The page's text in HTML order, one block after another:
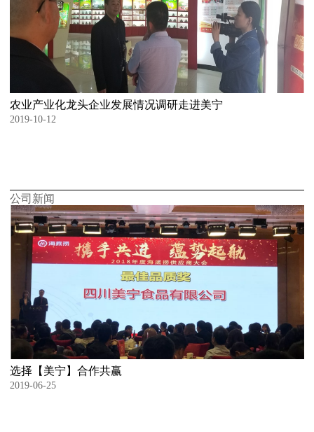
农业产业化龙头企业发展情况调研走进美宁
2019-10-12
公司新闻
选择【美宁】合作共赢
2019-06-25